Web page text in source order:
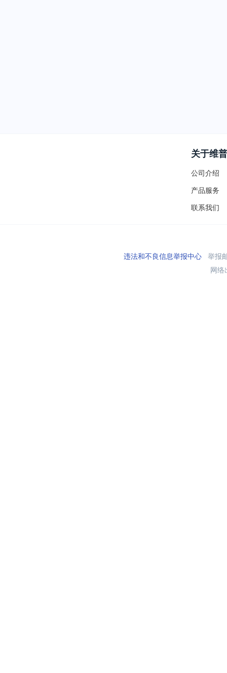
关于维普
公司介绍
产品服务
联系我们
违法和不良信息举报中心举报
网